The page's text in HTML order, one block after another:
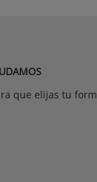
que elijas tu